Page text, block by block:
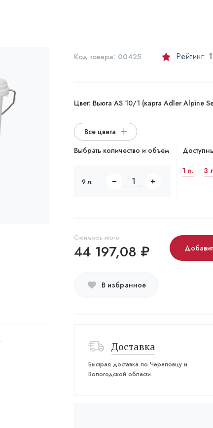
Код товара: 00425 Рейтинг:
Цвет: Вьюга AS 10/1 (карта Adler Alpine
Все цвета
Выбрать количество и объем
9 л.
1 л. 3
Стоимость итого:
44 197,08 ₽
В избранное
Доставка
Быстрая доставка по Череповцу и
Вологодской области.